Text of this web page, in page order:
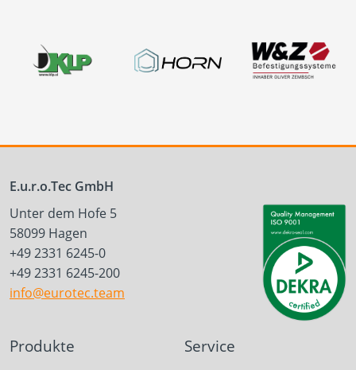
E.u.r.o.Tec GmbH
Unter dem Hofe 5
58099 Hagen
+49 2331 6245-0
+49 2331 6245-200
info@eurotec.team
Produkte Service